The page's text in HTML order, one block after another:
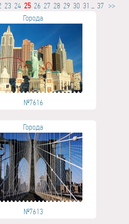
23 24 25 26 27 28 29 30 31 ... 37 >>
Города
№7616
Города
№7613